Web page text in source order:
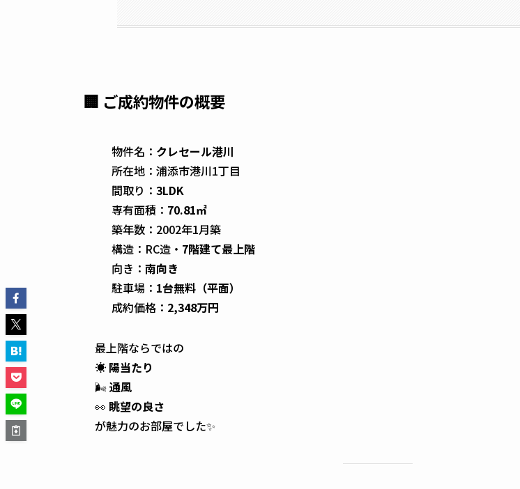
🏢 ご成約物件の概要
物件名： クレセール港川
所在地：浦添市港川1丁目
間取り： 3LDK
専有面積： 70.81㎡
築年数：2002年1月築
構造：RC造・ 7階建て最上階
向き： 南向き
駐車場： 1台無料（平面）
成約価格： 2,348万円
最上階ならではの
☀️ 陽当たり
🌬通風
👀 眺望の良さ
が魅力のお部屋でした✨